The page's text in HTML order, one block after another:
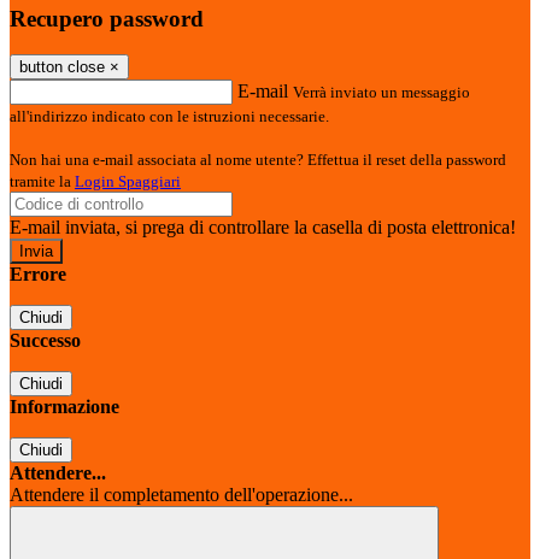
Recupero password
button close ×
E-mail Verrà inviato un messaggio
all'indirizzo indicato con le istruzioni necessarie.
Non hai una e-mail associata al nome utente? Effettua il reset della password
tramite la Login Spaggiari
E-mail inviata, si prega di controllare la casella di posta elettronica!
Errore
Chiudi
Successo
Chiudi
Informazione
Chiudi
Attendere...
Attendere il completamento dell'operazione...